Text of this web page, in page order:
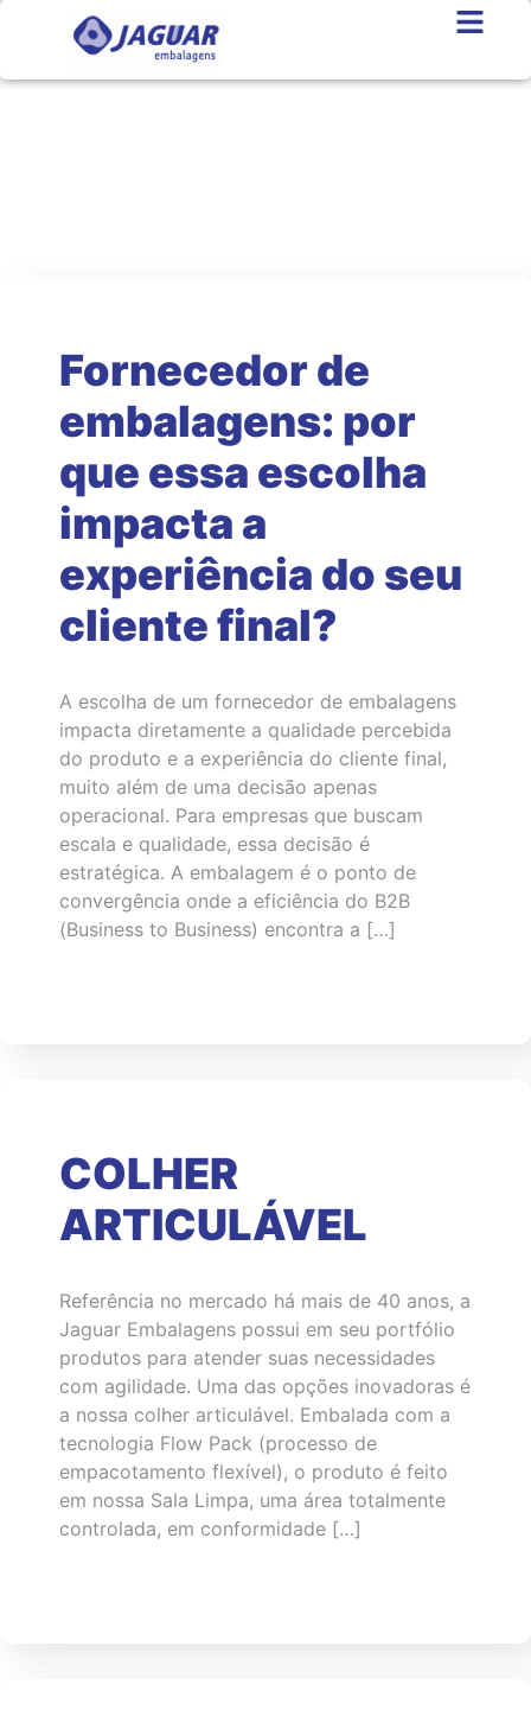
Fornecedor de
embalagens: por
que essa escolha
impacta a
experiência do seu
cliente final?
A escolha de um fornecedor de embalagens
impacta diretamente a qualidade percebida
do produto e a experiência do cliente final,
muito além de uma decisão apenas
operacional. Para empresas que buscam
escala e qualidade, essa decisão é
estratégica. A embalagem é o ponto de
convergência onde a eficiência do B2B
(Business to Business) encontra a […]
COLHER
ARTICULÁVEL
Referência no mercado há mais de 40 anos, a
Jaguar Embalagens possui em seu portfólio
produtos para atender suas necessidades
com agilidade. Uma das opções inovadoras é
a nossa colher articulável. Embalada com a
tecnologia Flow Pack (processo de
empacotamento flexível), o produto é feito
em nossa Sala Limpa, uma área totalmente
controlada, em conformidade […]